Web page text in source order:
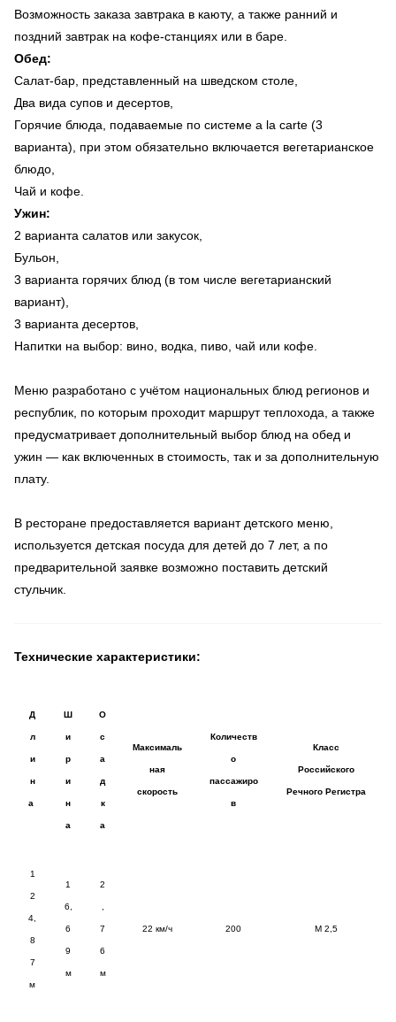
Возможность заказа завтрака в каюту, а также ранний и
поздний завтрак на кофе-станциях или в баре.
Обед:
Салат-бар, представленный на шведском столе,
Два вида супов и десертов,
Горячие блюда, подаваемые по системе a la carte (3
варианта), при этом обязательно включается вегетарианское
блюдо,
Чай и кофе.
Ужин:
2 варианта салатов или закусок,
Бульон,
3 варианта горячих блюд (в том числе вегетарианский
вариант),
3 варианта десертов,
Напитки на выбор: вино, водка, пиво, чай или кофе.
Меню разработано с учётом национальных блюд регионов и
республик, по которым проходит маршрут теплохода, а также
предусматривает дополнительный выбор блюд на обед и
ужин — как включенных в стоимость, так и за дополнительную
плату.
В ресторане предоставляется вариант детского меню,
используется детская посуда для детей до 7 лет, а по
предварительной заявке возможно поставить детский
стульчик.
Технические характеристики:
Д
л
и
н
а
Ш
и
р
и
н
а
О
с
а
д
к
а
Максималь
ная
скорость
Количеств
о
пассажиро
в
Класс
Российского
Речного Регистра
1
2
4,
8
7
м
1
6,
6
9
м
2
7
6
м
22 км/ч 200 М 2,5